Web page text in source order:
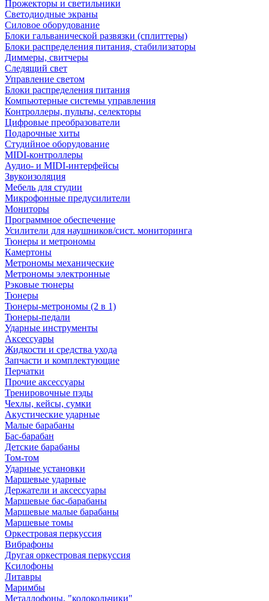
Прожекторы и светильники
Светодиодные экраны
Силовое оборудование
Блоки гальванической развязки (сплиттеры)
Блоки распределения питания, стабилизаторы
Диммеры, свитчеры
Следящий свет
Управление светом
Блоки распределения питания
Компьютерные системы управления
Контроллеры, пульты, селекторы
Цифровые преобразователи
Подарочные хиты
Студийное оборудование
MIDI-контроллеры
Аудио- и MIDI-интерфейсы
Звукоизоляция
Мебель для студии
Микрофонные предусилители
Мониторы
Программное обеспечение
Усилители для наушников/сист. мониторинга
Тюнеры и метрономы
Камертоны
Метрономы механические
Метрономы электронные
Рэковые тюнеры
Тюнеры
Тюнеры-метрономы (2 в 1)
Тюнеры-педали
Ударные инструменты
Аксессуары
Жидкости и средства ухода
Запчасти и комплектующие
Перчатки
Прочие аксессуары
Тренировочные пэды
Чехлы, кейсы, сумки
Акустические ударные
Mалые барабаны
Бас-барабан
Детские барабаны
Том-том
Ударные установки
Маршевые ударные
Держатели и аксессуары
Маршевые бас-барабаны
Маршевые малые барабаны
Маршевые томы
Оркестровая перкуссия
Вибрафоны
Другая оркестровая перкуссия
Ксилофоны
Литавры
Маримбы
Металлофоны, "колокольчики"